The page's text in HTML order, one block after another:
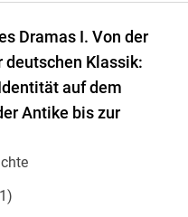
Dramas I. Von der
deutschen Klassik:
auf dem
Antike bis zur
)